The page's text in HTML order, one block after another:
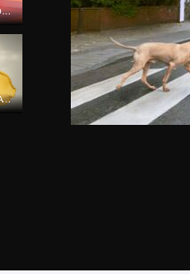
MONOCHROME MOOD
PERFECT MATCH